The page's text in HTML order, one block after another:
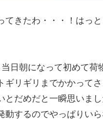
きたわ・・・！はっと
日朝になって初めて
ギリギリまでかかって
とだめだと一瞬思いま
するのでやっぱりいら